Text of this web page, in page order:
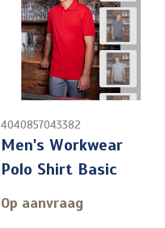
4040857043382
Men's Workwear
Polo Shirt Basic
Op aanvraag